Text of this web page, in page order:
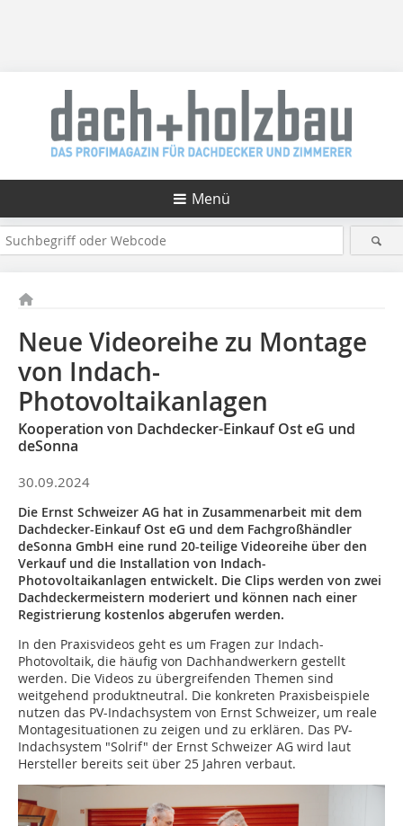
Menü
Neue Videoreihe zu Montage
von Indach-
Photovoltaikanlagen
Kooperation von Dachdecker-Einkauf Ost eG und
deSonna
30.09.2024
Die Ernst Schweizer AG hat in Zusammenarbeit mit dem
Dachdecker-Einkauf Ost eG und dem Fachgroßhändler
deSonna GmbH eine rund 20-teilige Videoreihe über den
Verkauf und die Installation von Indach-
Photovoltaikanlagen entwickelt. Die Clips werden von zwei
Dachdeckermeistern moderiert und können nach einer
Registrierung kostenlos abgerufen werden.
In den Praxisvideos geht es um Fragen zur Indach-
Photovoltaik, die häufig von Dachhandwerkern gestellt
werden. Die Videos zu übergreifenden Themen sind
weitgehend produktneutral. Die konkreten Praxisbeispiele
nutzen das PV-Indachsystem von Ernst Schweizer, um reale
Montagesituationen zu zeigen und zu erklären. Das PV-
Indachsystem "Solrif" der Ernst Schweizer AG wird laut
Hersteller bereits seit über 25 Jahren verbaut.